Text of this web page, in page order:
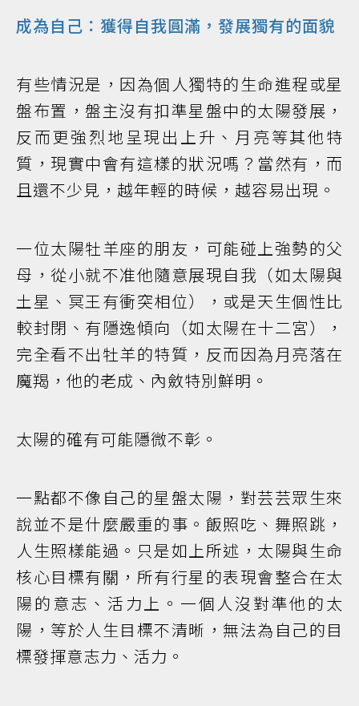
成為自己：獲得自我圓滿，發展獨有的面貌
有些情況是，因為個人獨特的生命進程或星
盤布置，盤主沒有扣準星盤中的太陽發展，
反而更強烈地呈現出上升、月亮等其他特
質，現實中會有這樣的狀況嗎？當然有，而
且還不少見，越年輕的時候，越容易出現。
一位太陽牡羊座的朋友，可能碰上強勢的父
母，從小就不准他隨意展現自我（如太陽與
土星、冥王有衝突相位），或是天生個性比
較封閉、有隱逸傾向（如太陽在十二宮），
完全看不出牡羊的特質，反而因為月亮落在
魔羯，他的老成、內斂特別鮮明。
太陽的確有可能隱微不彰。
一點都不像自己的星盤太陽，對芸芸眾生來
說並不是什麼嚴重的事。飯照吃、舞照跳，
人生照樣能過。只是如上所述，太陽與生命
核心目標有關，所有行星的表現會整合在太
陽的意志、活力上。一個人沒對準他的太
陽，等於人生目標不清晰，無法為自己的目
標發揮意志力、活力。